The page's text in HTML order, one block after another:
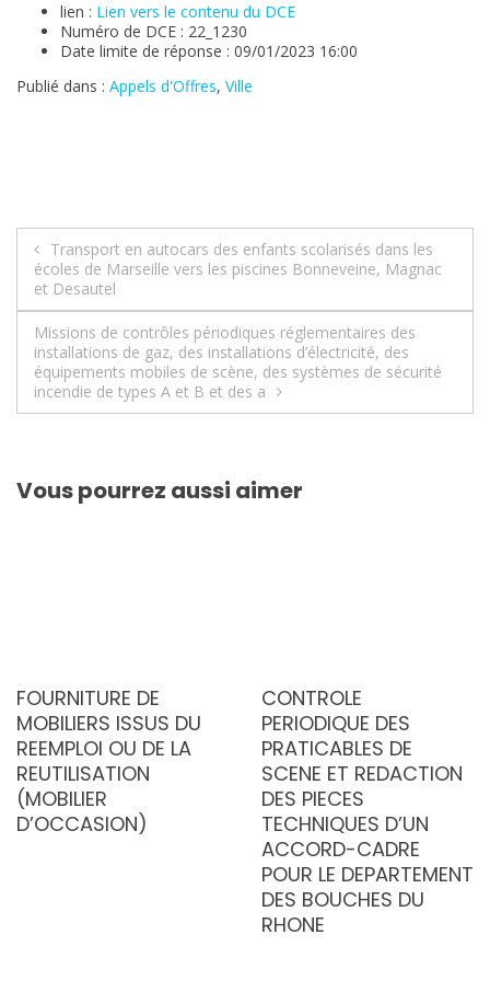
lien : Lien vers le contenu du DCE
Numéro de DCE : 22_1230
Date limite de réponse : 09/01/2023 16:00
Publié dans : Appels d'Offres, Ville
Navigation
de
l’article
Transport en autocars des enfants scolarisés dans les
écoles de Marseille vers les piscines Bonneveine, Magnac
et Desautel
Missions de contrôles périodiques réglementaires des
installations de gaz, des installations d’électricité, des
équipements mobiles de scène, des systèmes de sécurité
incendie de types A et B et des a
Vous pourrez aussi aimer
FOURNITURE DE
MOBILIERS ISSUS DU
REEMPLOI OU DE LA
REUTILISATION
(MOBILIER
D’OCCASION)
CONTROLE
PERIODIQUE DES
PRATICABLES DE
SCENE ET REDACTION
DES PIECES
TECHNIQUES D’UN
ACCORD-CADRE
POUR LE DEPARTEMENT
DES BOUCHES DU
RHONE